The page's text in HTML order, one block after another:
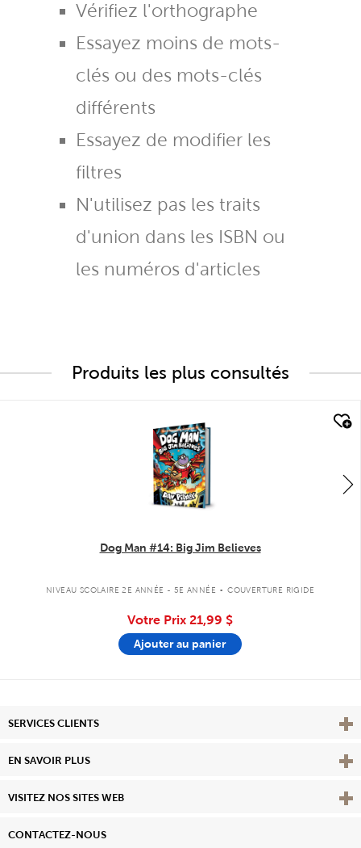
Vérifiez l'orthographe
Essayez moins de mots-
clés ou des mots-clés
différents
Essayez de modifier les
filtres
N'utilisez pas les traits
d'union dans les ISBN ou
les numéros d'articles
Produits les plus consultés
Dog Man #14: Big Jim Believes
NIVEAU SCOLAIRE 2E ANNÉE - 5E ANNÉE . COUVERTURE RIGIDE
Votre Prix 21,99 $
Ajouter au panier
SERVICES CLIENTS
EN SAVOIR PLUS View
VISITEZ NOS SITES WEB
CONTACTEZ-NOUS